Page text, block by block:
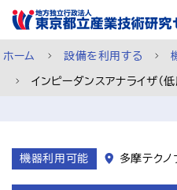
スキップして本文へ
ホーム 設備を利用する
インピーダンスアナライザ（低
機器利用可能 多摩テクノ
機器利用ページ